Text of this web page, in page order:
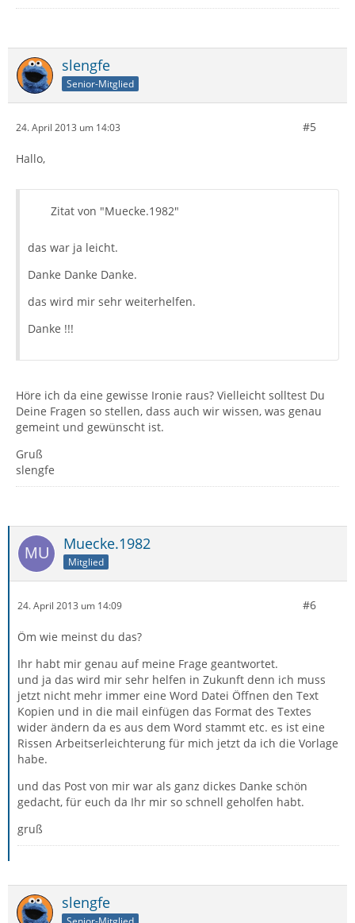
slengfe
Senior-Mitglied
24. April 2013 um 14:03 #5
Hallo,
Zitat von "Muecke.1982"
das war ja leicht.
Danke Danke Danke.
das wird mir sehr weiterhelfen.
Danke !!!
Höre ich da eine gewisse Ironie raus? Vielleicht solltest Du
Deine Fragen so stellen, dass auch wir wissen, was genau
gemeint und gewünscht ist.
Gruß
slengfe
Muecke.1982
Mitglied
24. April 2013 um 14:09 #6
Öm wie meinst du das?
Ihr habt mir genau auf meine Frage geantwortet.
und ja das wird mir sehr helfen in Zukunft denn ich muss
jetzt nicht mehr immer eine Word Datei Öffnen den Text
Kopien und in die mail einfügen das Format des Textes
wider ändern da es aus dem Word stammt etc. es ist eine
Rissen Arbeitserleichterung für mich jetzt da ich die Vorlage
habe.
und das Post von mir war als ganz dickes Danke schön
gedacht, für euch da Ihr mir so schnell geholfen habt.
gruß
slengfe